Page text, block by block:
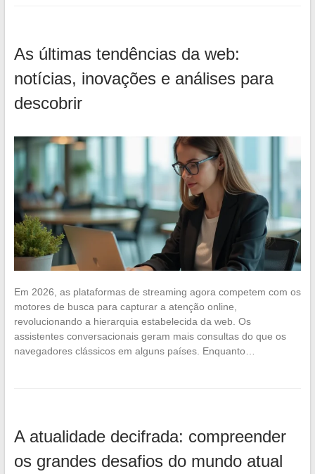
As últimas tendências da web:
notícias, inovações e análises para
descobrir
Em 2026, as plataformas de streaming agora competem com os
motores de busca para capturar a atenção online,
revolucionando a hierarquia estabelecida da web. Os
assistentes conversacionais geram mais consultas do que os
navegadores clássicos em alguns países. Enquanto…
A atualidade decifrada: compreender
os grandes desafios do mundo atual